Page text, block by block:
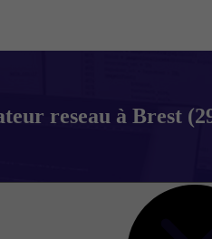
reseau à Brest